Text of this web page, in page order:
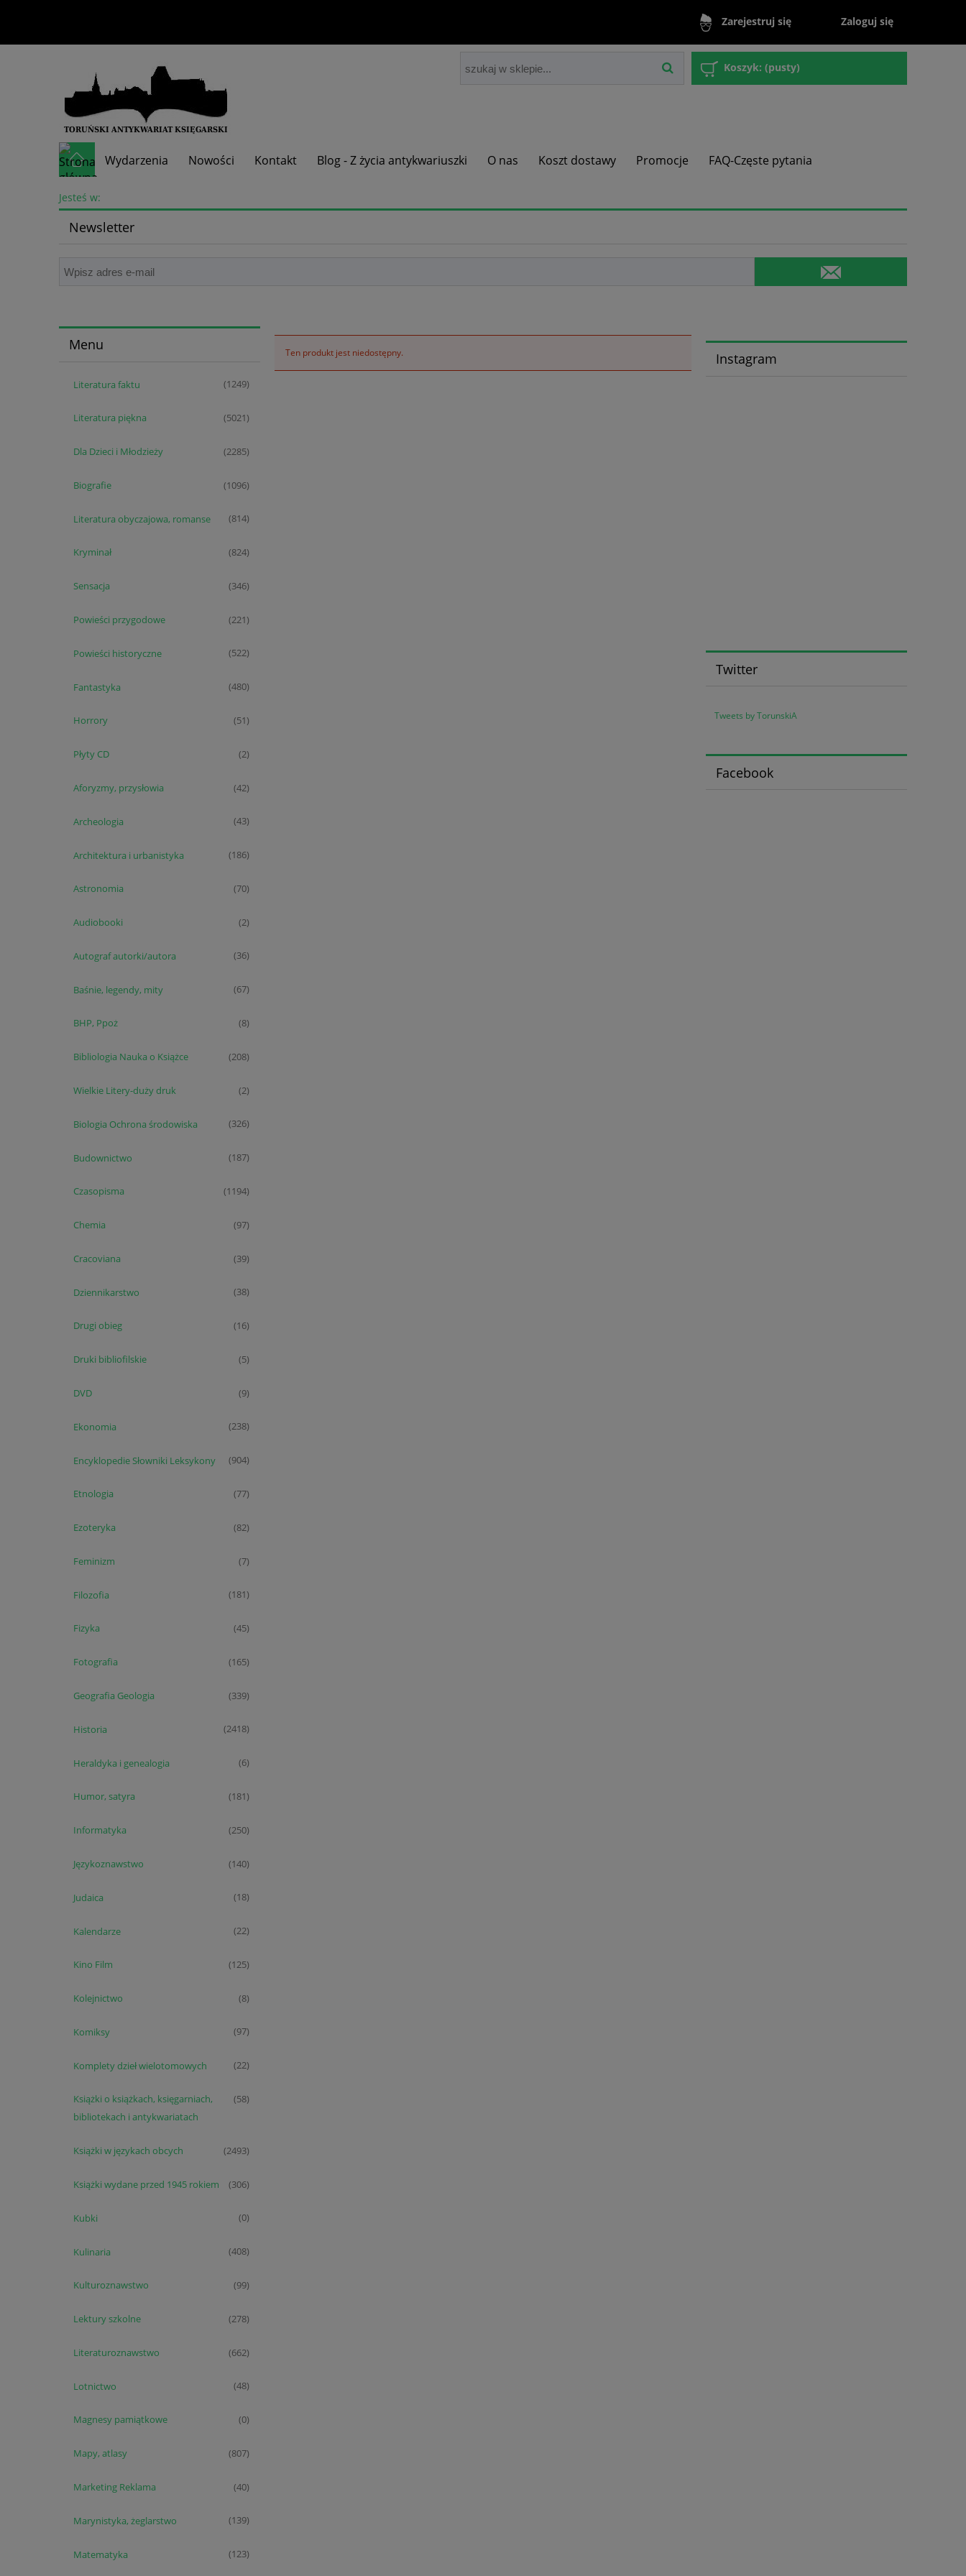
Zarejestruj się Zaloguj się
Koszyk: (pusty)
Wydarzenia Nowości Kontakt Blog - Z życia antykwariuszki O nas Koszt dostawy Promocje FAQ-Częste pytania
Skup książek
Jesteś w:
Newsletter
Menu
Literatura faktu (1249)
Literatura piękna (5021)
Dla Dzieci i Młodzieży (2285)
Biografie (1096)
Literatura obyczajowa, romanse (814)
Kryminał (824)
Sensacja (346)
Powieści przygodowe (221)
Powieści historyczne (522)
Fantastyka (480)
Horrory (51)
Płyty CD (2)
Aforyzmy, przysłowia (42)
Archeologia (43)
Architektura i urbanistyka (186)
Astronomia (70)
Audiobooki (2)
Autograf autorki/autora (36)
Baśnie, legendy, mity (67)
BHP, Ppoż (8)
Bibliologia Nauka o Książce (208)
Wielkie Litery-duży druk (2)
Biologia Ochrona środowiska (326)
Budownictwo (187)
Czasopisma (1194)
Chemia (97)
Cracoviana (39)
Dziennikarstwo (38)
Drugi obieg (16)
Druki bibliofilskie (5)
DVD (9)
Ekonomia (238)
Encyklopedie Słowniki Leksykony (904)
Etnologia (77)
Ezoteryka (82)
Feminizm (7)
Filozofia (181)
Fizyka (45)
Fotografia (165)
Geografia Geologia (339)
Historia (2418)
Heraldyka i genealogia (6)
Humor, satyra (181)
Informatyka (250)
Językoznawstwo (140)
Judaica (18)
Kalendarze (22)
Kino Film (125)
Kolejnictwo (8)
Komiksy (97)
Komplety dzieł wielotomowych (22)
Książki o książkach, księgarniach,
bibliotekach i antykwariatach
(58)
Książki w językach obcych (2493)
Książki wydane przed 1945 rokiem (306)
Kubki (0)
Kulinaria (408)
Kulturoznawstwo (99)
Lektury szkolne (278)
Literaturoznawstwo (662)
Lotnictwo (48)
Magnesy pamiątkowe (0)
Mapy, atlasy (807)
Marketing Reklama (40)
Marynistyka, żeglarstwo (139)
Matematyka (123)
Ten produkt jest niedostępny. Instagram
Twitter
Tweets by TorunskiA
Facebook